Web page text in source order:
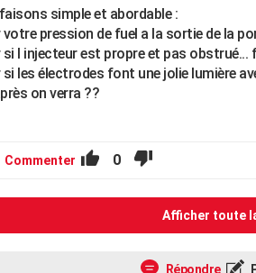
simple et abordable :
pression de fuel a la sortie de la
l injecteur est propre et pas obstrué...
les électrodes font une jolie lumière
on verra ??
Commenter 0
Afficher toute
Répondre